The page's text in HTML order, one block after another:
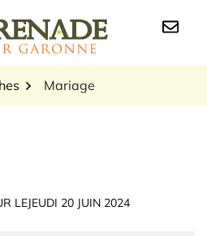
Logo Grenade sur
Mariage
LEJEUDI 20 JUIN 2024